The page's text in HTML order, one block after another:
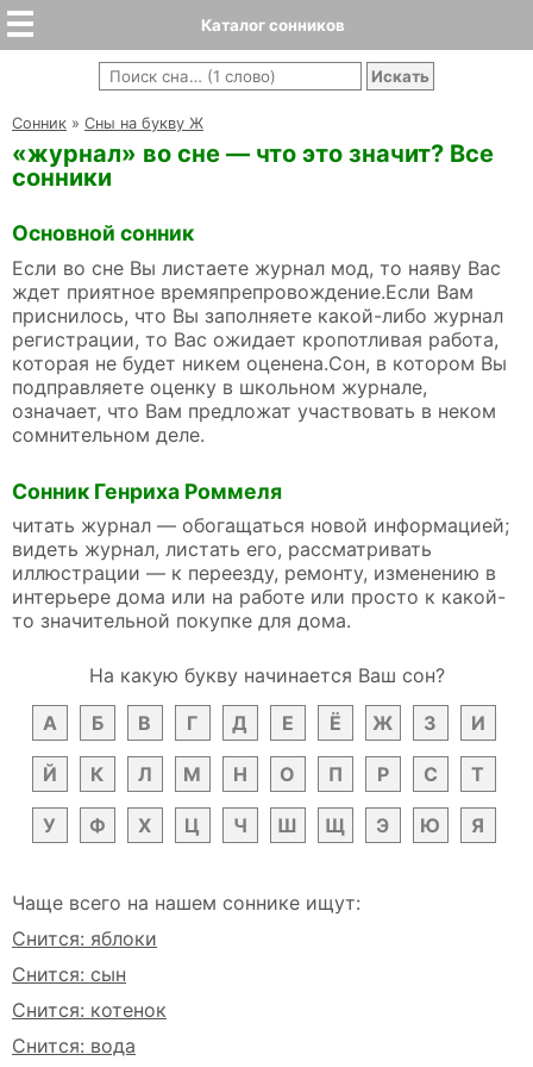
Каталог сонников
Cонник » Сны на букву Ж
«журнал» во сне — что это значит? Все
сонники
Основной сонник
Если во сне Вы листаете журнал мод, то наяву Вас
ждет приятное времяпрепровождение.Если Вам
приснилось, что Вы заполняете какой-либо журнал
регистрации, то Вас ожидает кропотливая работа,
которая не будет никем оценена.Сон, в котором Вы
подправляете оценку в школьном журнале,
означает, что Вам предложат участвовать в неком
сомнительном деле.
Сонник Генриха Роммеля
читать журнал — обогащаться новой информацией;
видеть журнал, листать его, рассматривать
иллюстрации — к переезду, ремонту, изменению в
интерьере дома или на работе или просто к какой-
то значительной покупке для дома.
На какую букву начинается Ваш сон?
А
Б В Г Д Е Ё Ж З И
Й К Л М Н О П Р С Т
У Ф Х Ц Ч Ш Щ Э Ю Я
Чаще всего на нашем соннике ищут:
Снится: яблоки
Снится: сын
Снится: котенок
Снится: вода